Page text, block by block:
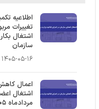
اطلاعیه
تغییرات
اشتغال
سازمان
۱۴۰۵-۰۵-۱۶
اعمال
مردادماه ۱۴۰۵